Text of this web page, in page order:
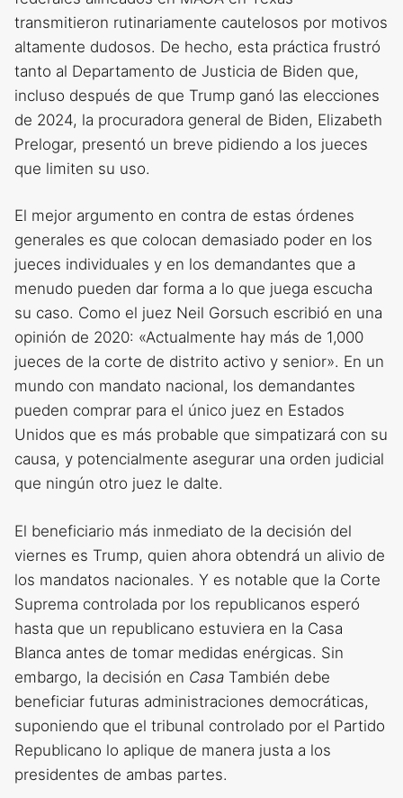
transmitieron rutinariamente cautelosos por motivos
altamente dudosos. De hecho, esta práctica frustró
tanto al Departamento de Justicia de Biden que,
incluso después de que Trump ganó las elecciones
de 2024, la procuradora general de Biden, Elizabeth
Prelogar, presentó un breve pidiendo a los jueces
que limiten su uso.
El mejor argumento en contra de estas órdenes
generales es que colocan demasiado poder en los
jueces individuales y en los demandantes que a
menudo pueden dar forma a lo que juega escucha
su caso. Como el juez Neil Gorsuch escribió en una
opinión de 2020: «Actualmente hay más de 1,000
jueces de la corte de distrito activo y senior». En un
mundo con mandato nacional, los demandantes
pueden comprar para el único juez en Estados
Unidos que es más probable que simpatizará con su
causa, y potencialmente asegurar una orden judicial
que ningún otro juez le dalte.
El beneficiario más inmediato de la decisión del
viernes es Trump, quien ahora obtendrá un alivio de
los mandatos nacionales. Y es notable que la Corte
Suprema controlada por los republicanos esperó
hasta que un republicano estuviera en la Casa
Blanca antes de tomar medidas enérgicas. Sin
embargo, la decisión en Casa También debe
beneficiar futuras administraciones democráticas,
suponiendo que el tribunal controlado por el Partido
Republicano lo aplique de manera justa a los
presidentes de ambas partes.